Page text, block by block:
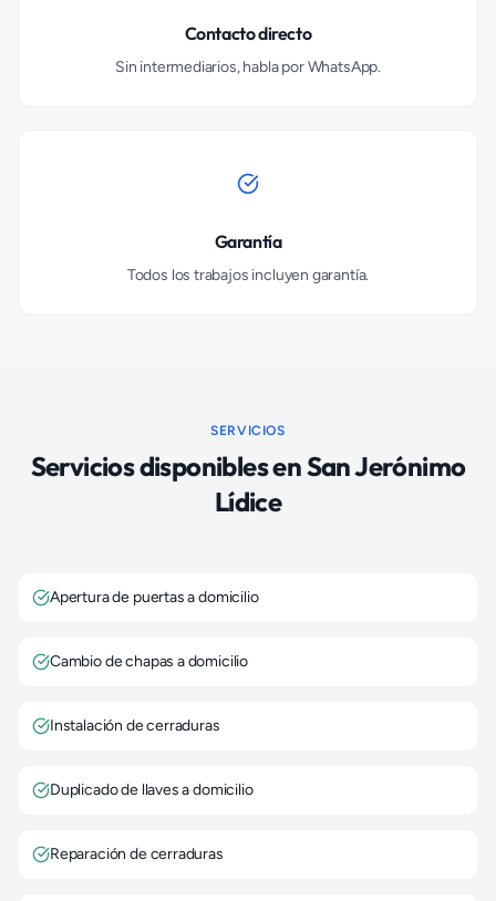
Contacto directo
Sin intermediarios, habla por WhatsApp.
Garantía
Todos los trabajos incluyen garantía.
SERVICIOS
Servicios disponibles enSan Jerónimo
Lídice
Apertura de puertas a domicilio
Cambio de chapas a domicilio
Instalación de cerraduras
Duplicado de llaves a domicilio
Reparación de cerraduras